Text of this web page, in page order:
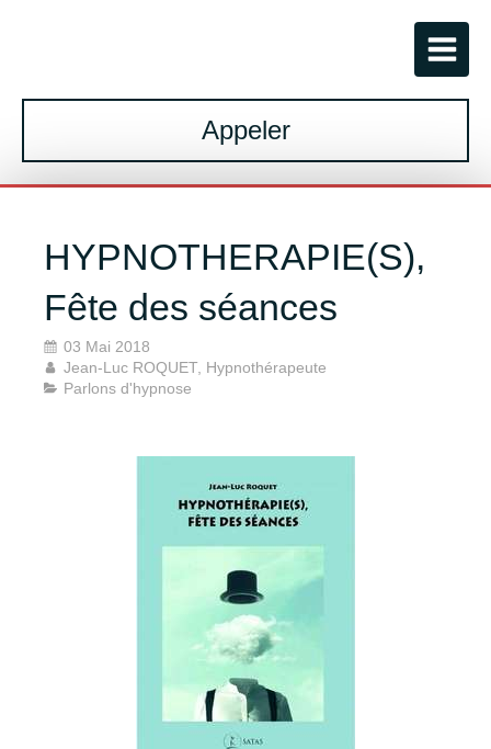
Appeler
HYPNOTHERAPIE(S),
Fête des séances
03 Mai 2018
Jean-Luc ROQUET, Hypnothérapeute
Parlons d'hypnose